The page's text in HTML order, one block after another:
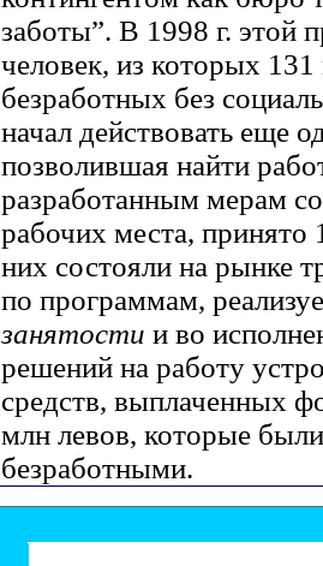
заботы”. В 1998 г. этой
человек, из которых
безработных без
начал действовать еще
позволившая найти
разработанным мерам
рабочих места, принято
них состояли на рынке
по программам,
занятости и во
решений на работу
средств, выплаченных
млн левов, которые
безработными.